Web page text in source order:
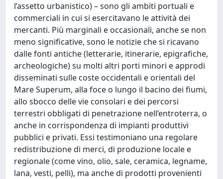
l’assetto urbanistico) – sono gli ambiti portuali e
commerciali in cui si esercitavano le attività dei
mercanti. Più marginali e occasionali, anche se non
meno significative, sono le notizie che si ricavano
dalle fonti antiche (letterarie, itinerarie, epigrafiche,
archeologiche) su molti altri porti minori e approdi
disseminati sulle coste occidentali e orientali del
Mare Superum, alla foce o lungo il bacino dei fiumi,
allo sbocco delle vie consolari e dei percorsi
terrestri obbligati di penetrazione nell’entroterra, o
anche in corrispondenza di impianti produttivi
pubblici e privati. Essi testimoniano una regolare
redistribuzione di merci, di produzione locale e
regionale (come vino, olio, sale, ceramica, legname,
lana, vesti, pelli), ma anche di prodotti provenienti